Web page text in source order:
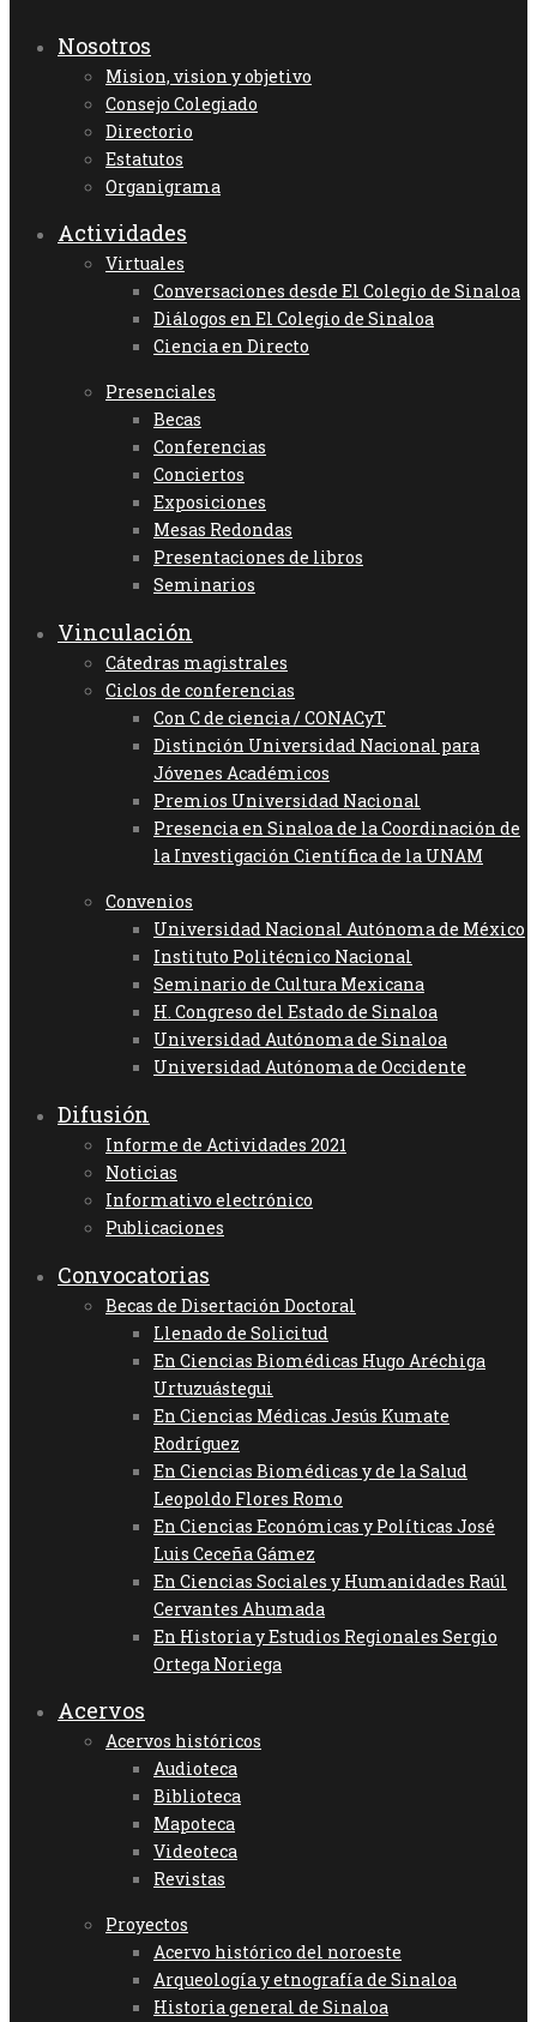
Nosotros
Mision, vision y objetivo
Consejo Colegiado
Directorio
Estatutos
Organigrama
Actividades
Virtuales
Conversaciones desde El Colegio de Sinaloa
Diálogos en El Colegio de Sinaloa
Ciencia en Directo
Presenciales
Becas
Conferencias
Conciertos
Exposiciones
Mesas Redondas
Presentaciones de libros
Seminarios
Vinculación
Cátedras magistrales
Ciclos de conferencias
Con C de ciencia / CONACyT
Distinción Universidad Nacional para
Jóvenes Académicos
Premios Universidad Nacional
Presencia en Sinaloa de la Coordinación de
la Investigación Científica de la UNAM
Convenios
Universidad Nacional Autónoma de México
Instituto Politécnico Nacional
Seminario de Cultura Mexicana
H. Congreso del Estado de Sinaloa
Universidad Autónoma de Sinaloa
Universidad Autónoma de Occidente
Difusión
Informe de Actividades 2021
Noticias
Informativo electrónico
Publicaciones
Convocatorias
Becas de Disertación Doctoral
Llenado de Solicitud
En Ciencias Biomédicas Hugo Aréchiga
Urtuzuástegui
En Ciencias Médicas Jesús Kumate
Rodríguez
En Ciencias Biomédicas y de la Salud
Leopoldo Flores Romo
En Ciencias Económicas y Políticas José
Luis Ceceña Gámez
En Ciencias Sociales y Humanidades Raúl
Cervantes Ahumada
En Historia y Estudios Regionales Sergio
Ortega Noriega
Acervos
Acervos históricos
Audioteca
Biblioteca
Mapoteca
Videoteca
Revistas
Proyectos
Acervo histórico del noroeste
Arqueología y etnografía de Sinaloa
Historia general de Sinaloa